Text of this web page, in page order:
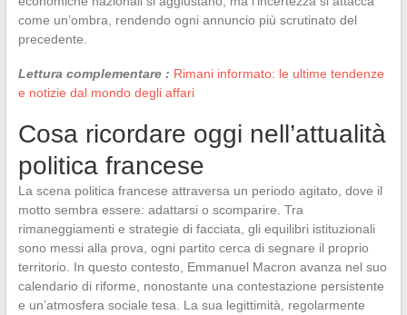
come un’ombra, rendendo ogni annuncio più scrutinato del
precedente.
Lettura complementare : Rimani informato: le ultime tendenze
e notizie dal mondo degli affari
Cosa ricordare oggi nell’attualità
politica francese
La scena politica francese attraversa un periodo agitato, dove il
motto sembra essere: adattarsi o scomparire. Tra
rimaneggiamenti e strategie di facciata, gli equilibri istituzionali
sono messi alla prova, ogni partito cerca di segnare il proprio
territorio. In questo contesto, Emmanuel Macron avanza nel suo
calendario di riforme, nonostante una contestazione persistente
e un’atmosfera sociale tesa. La sua legittimità, regolarmente